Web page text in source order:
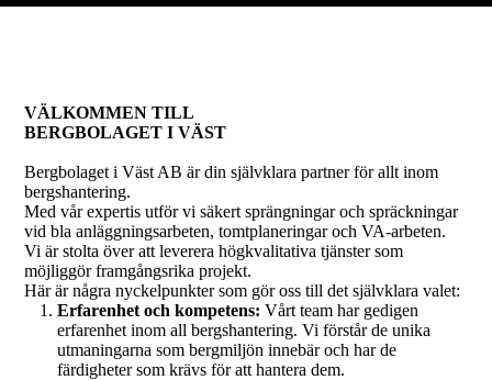
VÄLKOMMEN TILL
BERGBOLAGET I VÄST
Bergbolaget i Väst AB är din självklara partner för allt inom
bergshantering.
Med vår expertis utför vi säkert sprängningar och spräckningar
vid bla anläggningsarbeten, tomtplaneringar och VA-arbeten.
Vi är stolta över att leverera högkvalitativa tjänster som
möjliggör framgångsrika projekt.
Här är några nyckelpunkter som gör oss till det självklara valet:
Erfarenhet och kompetens: Vårt team har gedigen
erfarenhet inom all bergshantering. Vi förstår de unika
utmaningarna som bergmiljön innebär och har de
färdigheter som krävs för att hantera dem.